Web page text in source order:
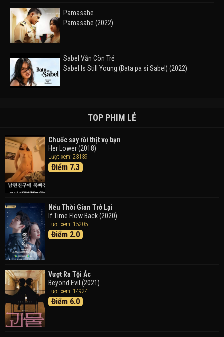
Pamasahe
Pamasahe (2022)
Sabel Vẫn Còn Trẻ
Sabel Is Still Young (Bata pa si Sabel) (2022)
Takas (2024)
Thám Tử Lừng Danh Conan 26: Tàu Ngầm Sắt Màu
Đen
Detective Conan: Black Iron Submarine (2023)
Trong Tranh
Doraemon the Movie: Nobita's Art World Tales (2025)
Tháng Ngày Tươi Đẹp
TOP PHIM LẺ
Chuốc say rồi thịt vợ bạn
Her Lower (2018)
Lượt xem: 23139
Điểm 7.3
Nếu Thời Gian Trở Lại
If Time Flow Back (2020)
Lượt xem: 15205
Điểm 2.0
Vượt Ra Tội Ác
Beyond Evil (2021)
Lượt xem: 14924
Điểm 6.0